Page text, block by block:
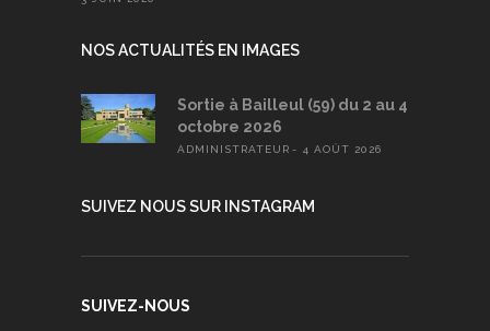
NOS ACTUALITÉS EN IMAGES
Sortie à Bailleul (59) du 2 au 4
octobre 2026
ADMINISTRATEUR 4 AOÛT 2026
SUIVEZ NOUS SUR INSTAGRAM
SUIVEZ-NOUS